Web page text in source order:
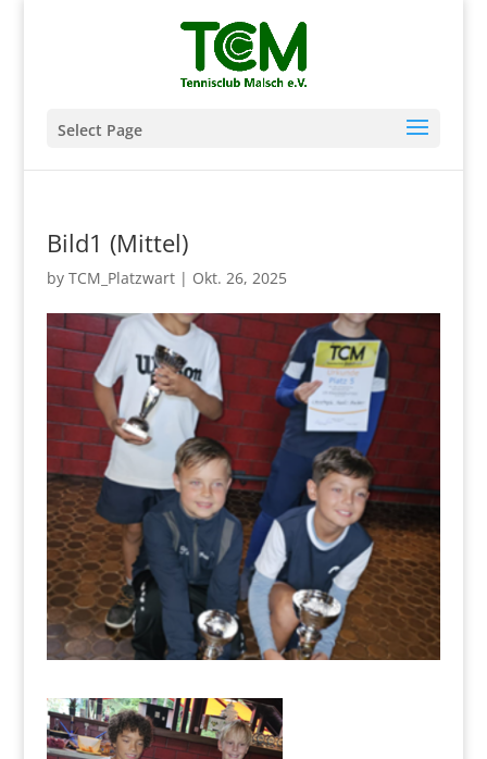
Select Page
Bild1 (Mittel)
by TCM_Platzwart| Okt. 26, 2025